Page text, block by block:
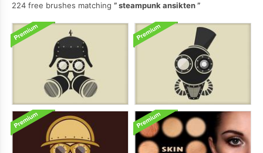
224 free brushes matching
steampunk ansikten